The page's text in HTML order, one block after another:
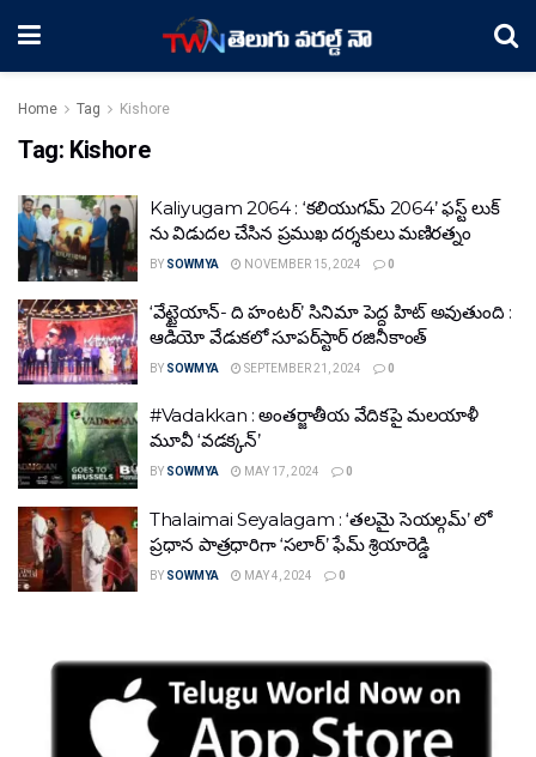
Home Tag Kishore
Tag: Kishore
Kaliyugam 2064 : ‘కలియుగమ్ 2064’ ఫస్ట్ లుక్
ను విడుదల చేసిన ప్రముఖ దర్శకులు మణిరత్నం
BY SOWMYA NOVEMBER 15, 2024 0
‘వేట్టైయాన్- ది హంట‌ర్‌’ సినిమా పెద్ద హిట్ అవుతుంది :
ఆడియో వేడుక‌లో సూప‌ర్‌స్టార్ ర‌జినీకాంత్‌
BY SOWMYA SEPTEMBER 21, 2024 0
#Vadakkan : అంతర్జాతీయ వేదికపై మలయాళీ
మూవీ ‘వడక్కన్’
BY SOWMYA MAY 17, 2024 0
Thalaimai Seyalagam : ‘తలమై సెయల్గమ్’ లో
ప్రధాన పాత్రధారిగా ‘సలార్’ ఫేమ్ శ్రియారెడ్డి
BY SOWMYA MAY 4, 2024 0